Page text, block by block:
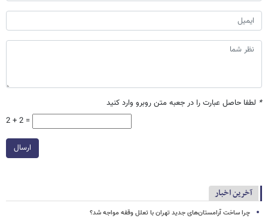
* لطفا حاصل عبارت را در جعبه متن روبرو وارد کنید
2 + 2 =
ارسال
آخرین اخبار
چرا ساخت آرامستان‌های جدید تهران با تعلل وقفه مواجه شد؟